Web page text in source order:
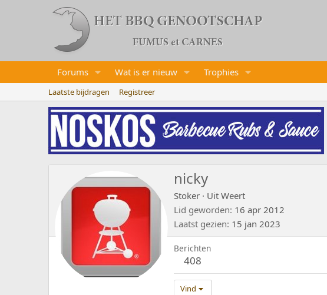
Forums Wat is er nieuw Trophies
Laatste bijdragen Registreer
nicky
Stoker · Uit Weert
Lid geworden 16 apr 2012
Laatst gezien 15 jan 2023
Berichten
408
Vind